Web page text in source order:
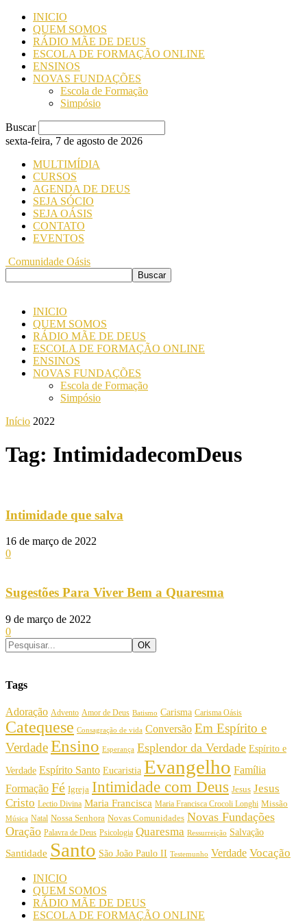
INICIO
QUEM SOMOS
RÁDIO MÃE DE DEUS
ESCOLA DE FORMAÇÃO ONLINE
ENSINOS
NOVAS FUNDAÇÕES
Escola de Formação
Simpósio
Buscar
sexta-feira, 7 de agosto de 2026
MULTIMÍDIA
CURSOS
AGENDA DE DEUS
SEJA SÓCIO
SEJA OÁSIS
CONTATO
EVENTOS
Comunidade Oásis
INICIO
QUEM SOMOS
RÁDIO MÃE DE DEUS
ESCOLA DE FORMAÇÃO ONLINE
ENSINOS
NOVAS FUNDAÇÕES
Escola de Formação
Simpósio
Início 2022
Tag: IntimidadecomDeus
Intimidade que salva
16 de março de 2022
0
Sugestões Para Viver Bem a Quaresma
9 de março de 2022
0
Tags
Adoração Advento Amor de Deus Batismo Carisma Carisma Oásis
Catequese Consagração de vida Conversão Em Espírito e
VerdadeEnsino Esperança Esplendor da Verdade Espírito e
Verdade Espírito Santo Eucaristia Evangelho Família
Formação Fé Igreja Intimidade com Deus Jesus Jesus
Cristo Lectio Divina Maria Francisca Maria Francisca Crocoli Longhi Missão
Música Natal Nossa Senhora Novas Comunidades Novas Fundações
Oração Palavra de Deus Psicologia Quaresma Ressurreição Salvação
Santidade Santo São João Paulo II Testemunho Verdade Vocação
INICIO
QUEM SOMOS
RÁDIO MÃE DE DEUS
ESCOLA DE FORMAÇÃO ONLINE